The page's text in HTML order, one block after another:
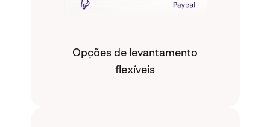
Opções de levantamento
flexíveis